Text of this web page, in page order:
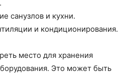
санузлов и кухни.
и кондиционирования.
место для хранения
Это может быть